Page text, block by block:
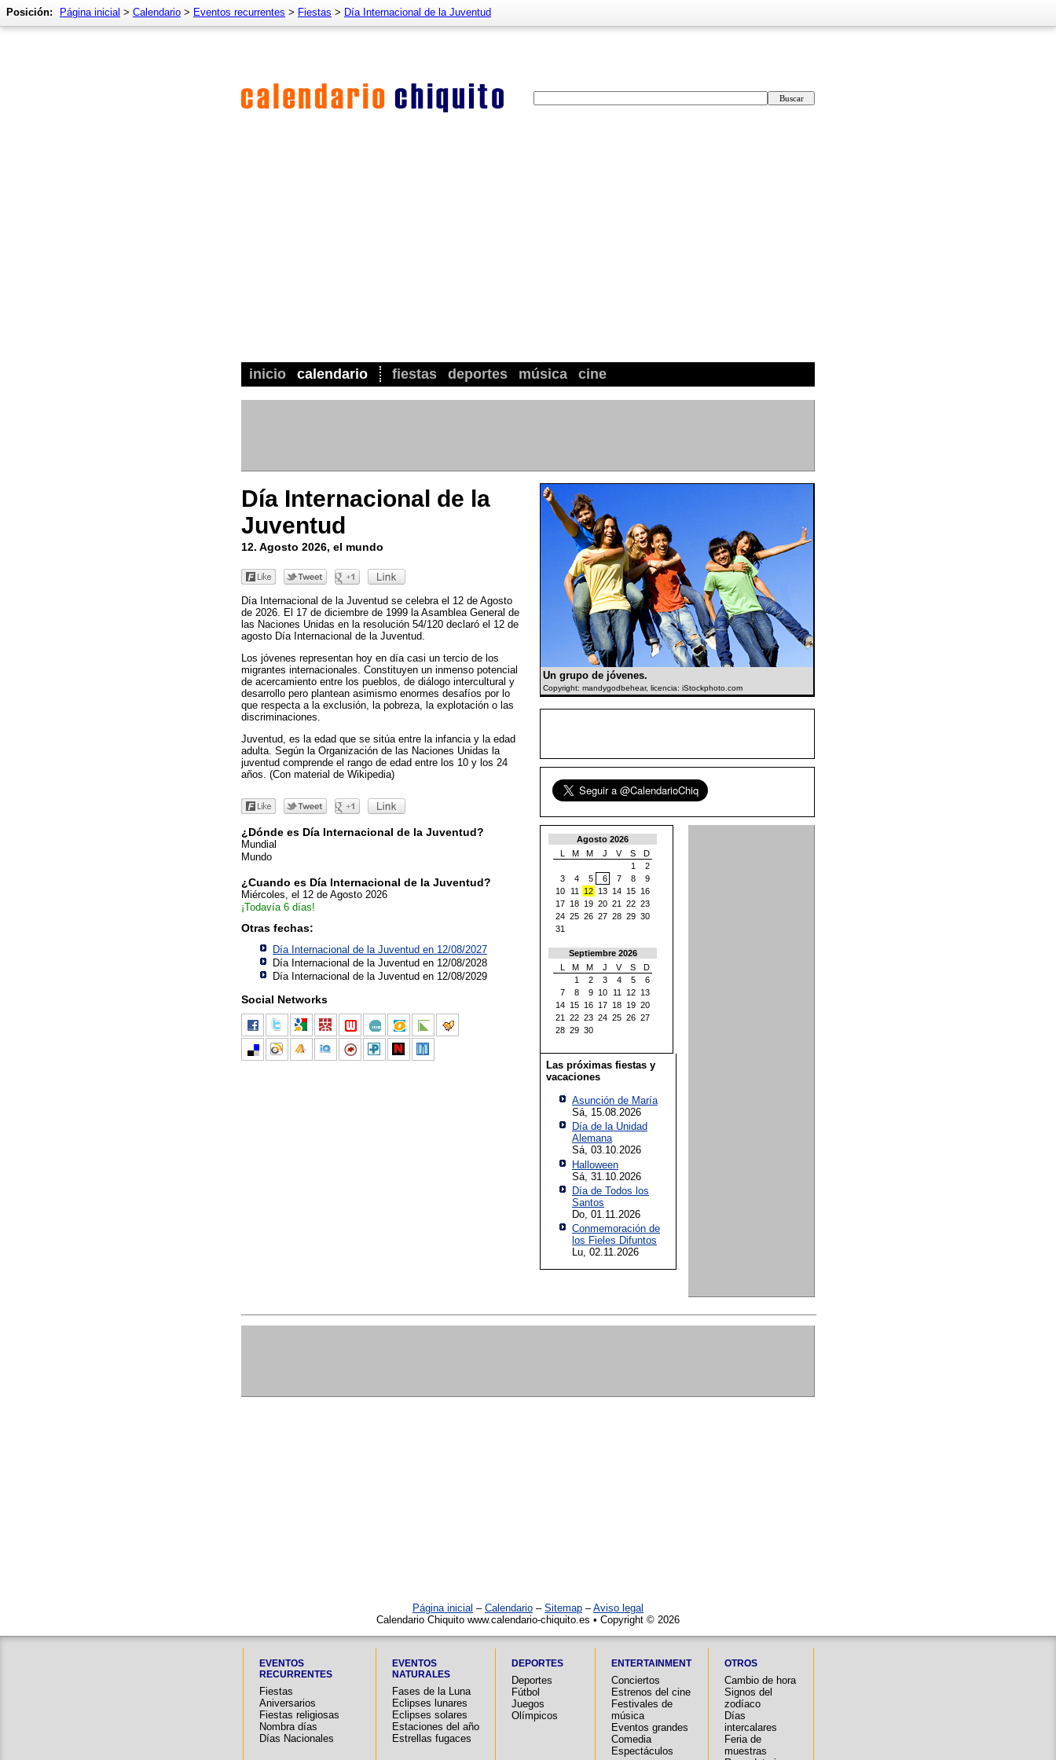
inicio calendario fiestas deportes música cine
Posición: Página inicial > Calendario > Eventos recurrentes > Fiestas > Día Internacional de la Juventud
Día Internacional de la
Juventud
12. Agosto 2026, el mundo
Día Internacional de la Juventud se celebra el 12 de Agosto
de 2026. El 17 de diciembre de 1999 la Asamblea General de
las Naciones Unidas en la resolución 54/120 declaró el 12 de
agosto Día Internacional de la Juventud.
Los jóvenes representan hoy en día casi un tercio de los
migrantes internacionales. Constituyen un inmenso potencial
de acercamiento entre los pueblos, de diálogo intercultural y
desarrollo pero plantean asimismo enormes desafíos por lo
que respecta a la exclusión, la pobreza, la explotación o las
discriminaciones.
Juventud, es la edad que se sitúa entre la infancia y la edad
adulta. Según la Organización de las Naciones Unidas la
juventud comprende el rango de edad entre los 10 y los 24
años. (Con material de Wikipedia)
¿Dónde es Día Internacional de la Juventud?
Mundial
Mundo
¿Cuando es Día Internacional de la Juventud?
Miércoles, el 12 de Agosto 2026
¡Todavía 6 días!
Otras fechas:
Día Internacional de la Juventud en 12/08/2027
Día Internacional de la Juventud en 12/08/2028
Día Internacional de la Juventud en 12/08/2029
Social Networks
Un grupo de jóvenes.
Copyright: mandygodbehear, licencia: iStockphoto.com
Agosto 2026
L
M M J V S
D
1
2
3
4 5 6 7 8
9
10
11 12 13 14 15 16
17 18 19 20 21 22 23
24 25 26 27 28 29 30
31
Septiembre 2026
L
M M J V S
D
1
2 3 4 5
6
7
8 9 10 11 12 13
14 15 16 17 18 19 20
21
22 23 24 25 26 27
28 29 30
Las próximas fiestas y
vacaciones
Asunción de María
Sá, 15.08.2026
Día de la Unidad
Alemana
Sá, 03.10.2026
Halloween
Sá, 31.10.2026
Día de Todos los
Santos
Do, 01.11.2026
Conmemoración de
los Fieles Difuntos
Lu, 02.11.2026
Página inicial – Calendario – Sitemap –Aviso legal
Calendario Chiquito www.calendario-chiquito.es • Copyright © 2026
EVENTOS
RECURRENTES
Fiestas
Aniversarios
Fiestas religiosas
Nombra días
Días Nacionales
EVENTOS
NATURALES
Fases de la Luna
Eclipses lunares
Eclipses solares
Estaciones del año
Estrellas fugaces
DEPORTES
Deportes
Fútbol
Juegos
Olímpicos
ENTERTAINMENT
Conciertos
Estrenos del cine
Festivales de
música
Eventos grandes
Comedia
Espectáculos
OTROS
Cambio de hora
Signos del
zodíaco
Días
intercalares
Feria de
muestras